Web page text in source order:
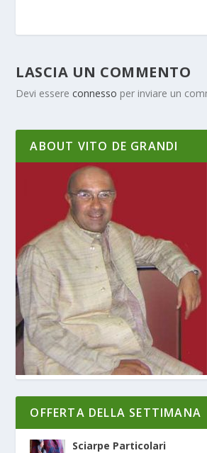
LASCIA UN COMMENTO
Devi essereconnesso per inviare un
ABOUT VITO DE GRANDI
OFFERTA DELLA SETTIMANA
Sciarpe Particolari